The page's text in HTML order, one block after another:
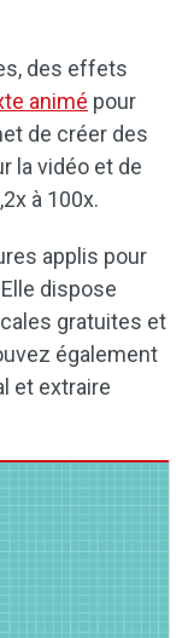
des effets
animé pour
de créer des
la vidéo et de
à 100x.
applis pour
dispose
gratuites et
également
et extraire